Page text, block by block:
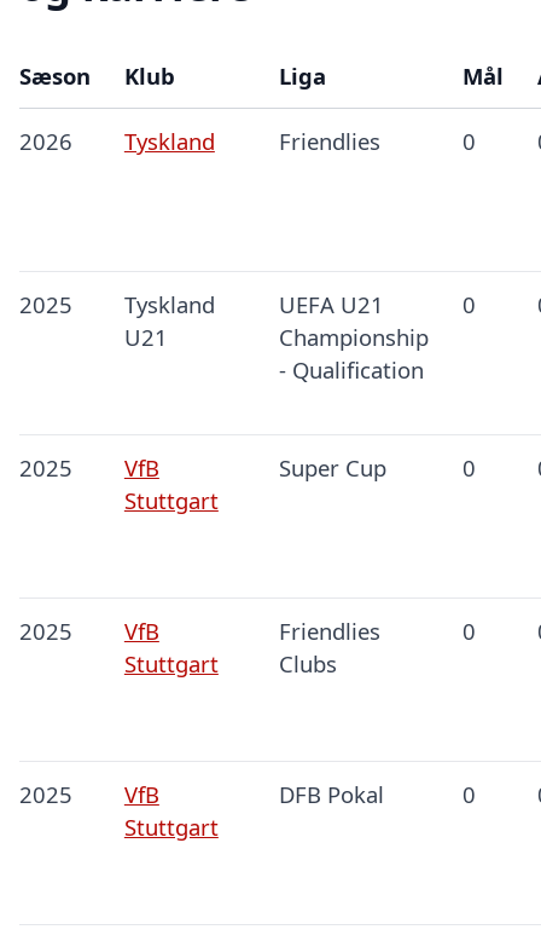
Sæson Klub Liga Mål
2026 Tyskland Friendlies 0
2025
Tyskland
U21
UEFA U21
Championship
- Qualification
0
2025
VfB
Stuttgart
Super Cup 0
2025
VfB
Stuttgart
Friendlies
Clubs
0
2025
VfB
Stuttgart
DFB Pokal 0